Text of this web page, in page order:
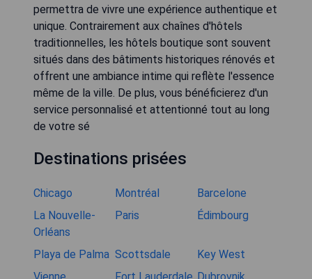
permettra de vivre une expérience authentique et
unique. Contrairement aux chaînes d'hôtels
traditionnelles, les hôtels boutique sont souvent
situés dans des bâtiments historiques rénovés et
offrent une ambiance intime qui reflète l'essence
même de la ville. De plus, vous bénéficierez d'un
service personnalisé et attentionné tout au long
de votre sé
Destinations prisées
Chicago Montréal
Barcelone
La Nouvelle-
Orléans
Paris Édimbourg
Playa de Palma Scottsdale
Key West